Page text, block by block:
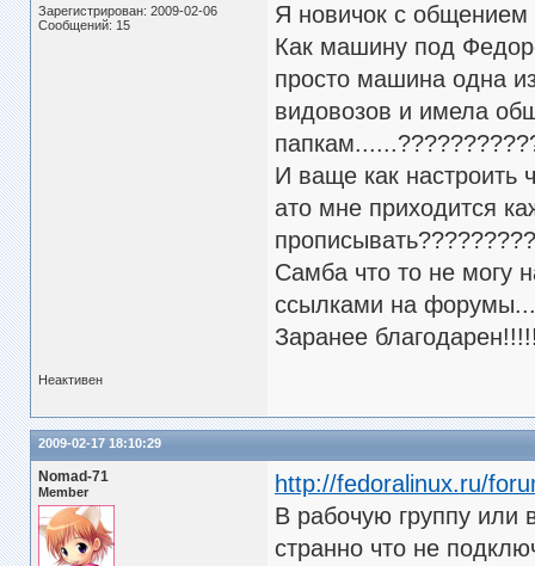
Зарегистрирован: 2009-02-06
Сообщений: 15
Я новичок с общением
Как машину под
просто машина одна
видовозов и имела
И ваще как настроить
ато мне приходится
Самба что то не могу
ссылками на
Заранее
Неактивен
2009-02-17 18:10:29
Nomad-71
Member
http://fedoralinux.ru/
В рабочую группу или
странно что не